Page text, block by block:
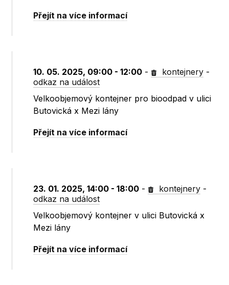
Přejít na více informací
10. 05. 2025, 09:00 - 12:00 - kontejnery -
odkaz na událost
Velkoobjemový kontejner pro bioodpad v ulici
Butovická x Mezi lány
Přejít na více informací
23. 01. 2025, 14:00 - 18:00 - kontejnery -
odkaz na událost
Velkoobjemový kontejner v ulici Butovická x
Mezi lány
Přejít na více informací